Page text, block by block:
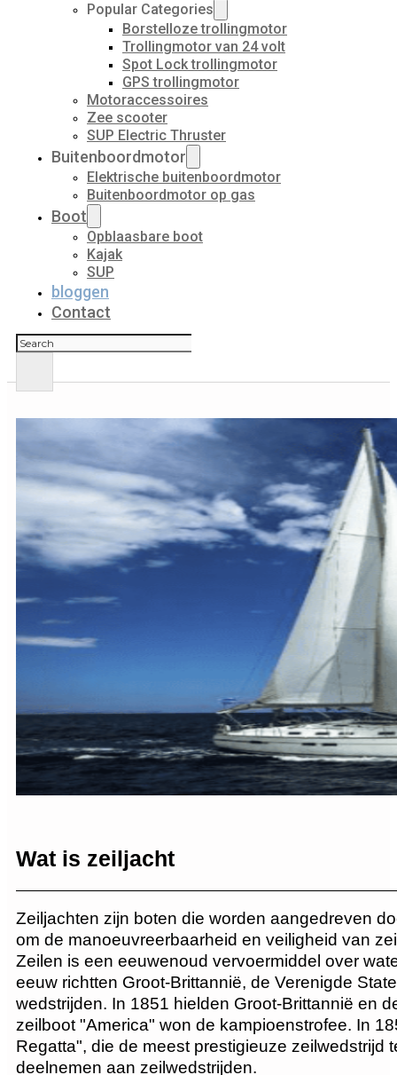
Popular Categories
Borstelloze trollingmotor
Trollingmotor van 24 volt
Spot Lock trollingmotor
GPS trollingmotor
Motoraccessoires
Zee scooter
SUP Electric Thruster
Buitenboordmotor
Elektrische buitenboordmotor
Buitenboordmotor op gas
Boot
Opblaasbare boot
Kajak
SUP
bloggen
Contact
Zoeken
Wat is zeiljacht
Zeiljachten zijn boten die worden aangedreven
om de manoeuvreerbaarheid en veiligheid van
Zeilen is een eeuwenoud vervoermiddel over
eeuw richtten Groot-Brittannië, de Verenigde
wedstrijden. In 1851 hielden Groot-Brittannië en
zeilboot "America" ​​won de kampioenstrofee. In
Regatta", die de meest prestigieuze zeilwedstrijd
deelnemen aan zeilwedstrijden.